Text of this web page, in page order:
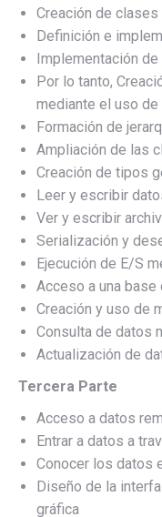
Creación de clases
Definición e
Implementación
Por lo tanto,
mediante el uso de
Formación de
Ampliación de las
Creación de tipos
Leer y escribir
Ver y escribir
Serialización y
Ejecución de E/S
Acceso a una base
Creación y uso de
Consulta de datos
Actualización de
Tercera Parte
Acceso a datos
Entrar a datos a
Conocer los datos
Diseño de la
gráfica